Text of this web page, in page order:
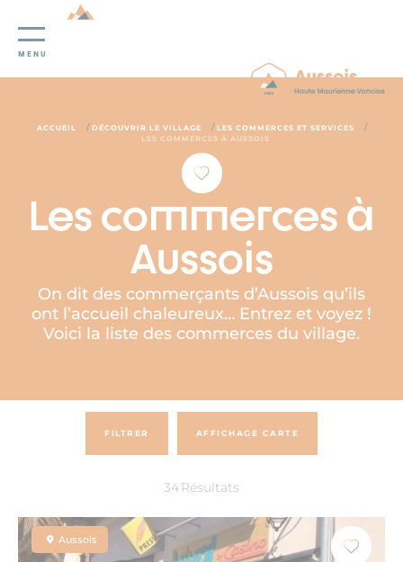
Panneau de gestion des cookies
MENU
ACCUEIL / DÉCOUVRIR LE VILLAGE / LES COMMERCES ET SERVICES /
LES COMMERCES À AUSSOIS
Les commerces à
Aussois
On dit des commerçants d’Aussois qu’ils
ont l’accueil chaleureux… Entrez et voyez !
Voici la liste des commerces du village.
FILTRER
34 Résultats
AFFICHAGE CARTE
Aussois